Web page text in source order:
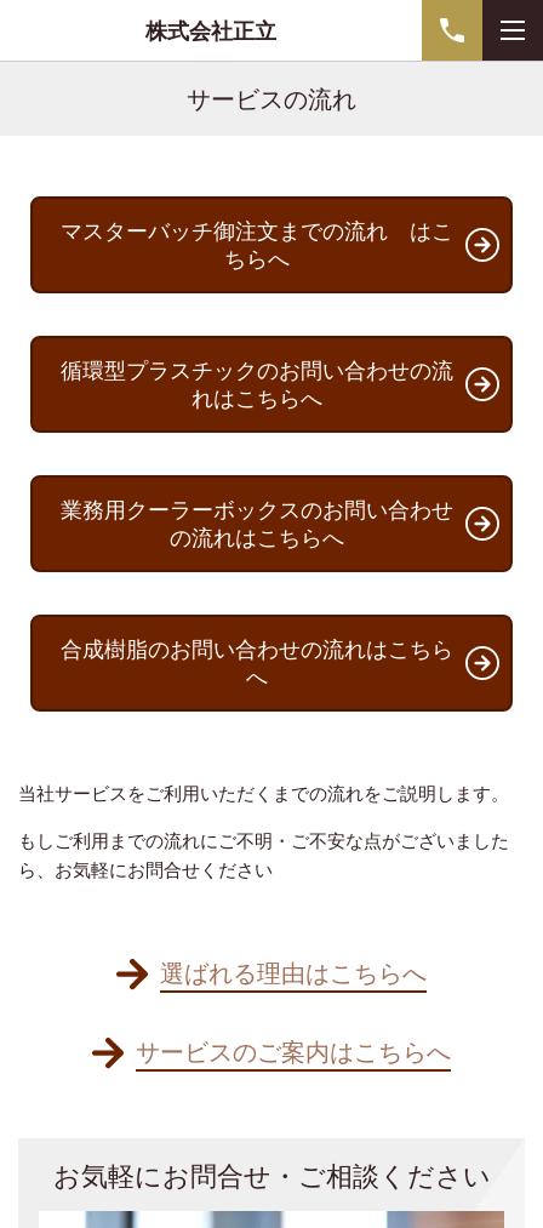
株式会社正立
サービスの流れ
マスターバッチ御注文までの流れ はこ
ちらへ
循環型プラスチックのお問い合わせの流
れはこちらへ
業務用クーラーボックスのお問い合わせ
の流れはこちらへ
合成樹脂のお問い合わせの流れはこちら
へ
当社サービスをご利用いただくまでの流れをご説明します。
もしご利用までの流れにご不明・ご不安な点がございました
ら、お気軽にお問合せください
選ばれる理由はこちらへ
サービスのご案内はこちらへ
お気軽にお問合せ・ご相談ください